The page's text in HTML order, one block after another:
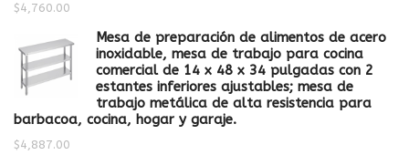
$4,760.00
Mesa de preparación de alimentos de acero
inoxidable, mesa de trabajo para cocina
comercial de 14 x 48 x 34 pulgadas con 2
estantes inferiores ajustables; mesa de
trabajo metálica de alta resistencia para
barbacoa, cocina, hogar y garaje.
$4,887.00